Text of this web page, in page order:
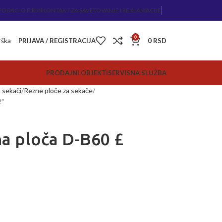
O FIRMIKONTAKT ZA SAVETOVANJE I REKLAMACIJE
PRIJAVA / REGISTRACIJA 0 0 RSD
PRODAJNI OBJEKTISERVISNA SLUŽBA
sekači Rezne ploče za sekače
ploča D-B60 £